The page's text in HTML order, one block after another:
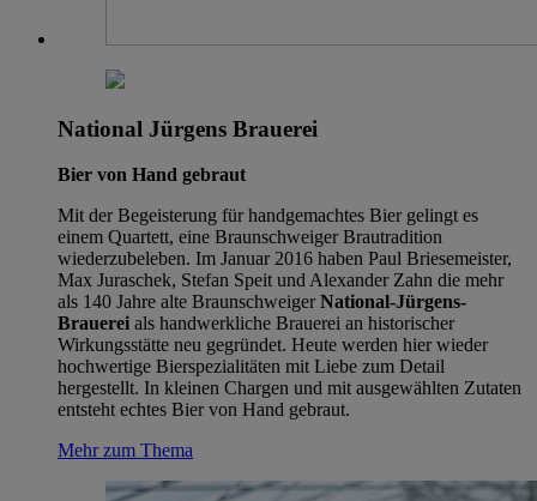
National Jürgens Brauerei
Bier von Hand gebraut
Mit der Begeisterung für handgemachtes Bier gelingt es
einem Quartett, eine Braunschweiger Brautradition
wiederzubeleben. Im Januar 2016 haben Paul Briesemeister,
Max Juraschek, Stefan Speit und Alexander Zahn die mehr
als 140 Jahre alte Braunschweiger National-Jürgens-
Brauerei als handwerkliche Brauerei an historischer
Wirkungsstätte neu gegründet. Heute werden hier wieder
hochwertige Bierspezialitäten mit Liebe zum Detail
hergestellt. In kleinen Chargen und mit ausgewählten Zutaten
entsteht echtes Bier von Hand gebraut.
Mehr zum Thema